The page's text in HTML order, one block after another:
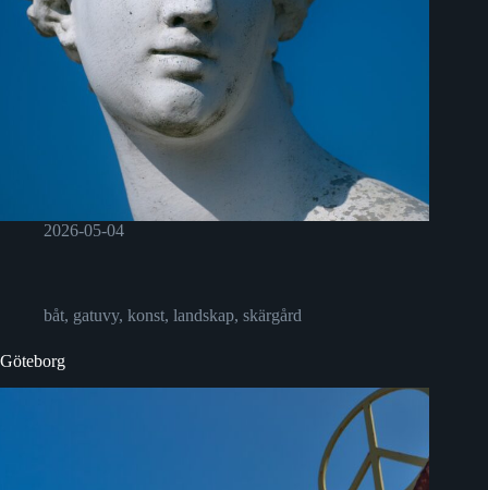
2026-05-04
båt, gatuvy, konst, landskap, skärgård
Göteborg